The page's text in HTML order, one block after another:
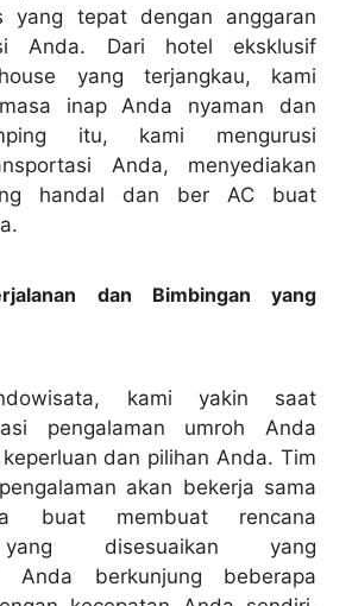
yang tepat dengan anggaran
Anda. Dari hotel eksklusif
yang terjangkau, kami
inap Anda nyaman dan
itu, kami mengurusi
Anda, menyediakan
handal dan ber AC buat
dan Bimbingan yang
kami yakin saat
pengalaman umroh Anda
dan pilihan Anda. Tim
akan bekerja sama
buat membuat rencana
disesuaikan yang
Anda berkunjung beberapa